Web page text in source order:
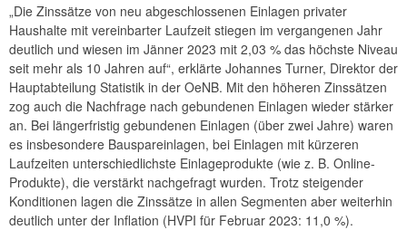
„Die Zinssätze von neu abgeschlossenen Einlagen privater
Haushalte mit vereinbarter Laufzeit stiegen im vergangenen Jahr
deutlich und wiesen im Jänner 2023 mit 2,03 % das höchste Niveau
seit mehr als 10 Jahren auf“, erklärte Johannes Turner, Direktor der
Hauptabteilung Statistik in der OeNB. Mit den höheren Zinssätzen
zog auch die Nachfrage nach gebundenen Einlagen wieder stärker
an. Bei längerfristig gebundenen Einlagen (über zwei Jahre) waren
es insbesondere Bauspareinlagen, bei Einlagen mit kürzeren
Laufzeiten unterschiedlichste Einlageprodukte (wie z. B. Online-
Produkte), die verstärkt nachgefragt wurden. Trotz steigender
Konditionen lagen die Zinssätze in allen Segmenten aber weiterhin
deutlich unter der Inflation (HVPI für Februar 2023: 11,0 %).